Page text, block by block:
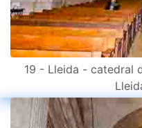
19 - Lleida - catedral